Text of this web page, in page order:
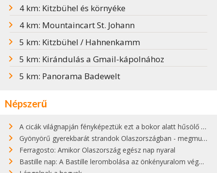
4 km: Kitzbühel és környéke
4 km: Mountaincart St. Johann
5 km: Kitzbühel / Hahnenkamm
5 km: Kirándulás a Gmail-kápolnához
5 km: Panorama Badewelt
Népszerű
A cicák világnapján fényképeztük ezt a bokor alatt hűsölő cicát Kisorosziban
Gyönyörű gyerekbarát strandok Olaszországban - megmutatjuk a 15 legjobbat
Ferragosto: Amikor Olaszország egész nap nyaral
Bastille nap: A Bastille lerombolása az önkényuralom végét jelentette